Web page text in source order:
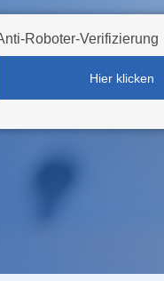
Roboter-Verifizierung
Hier klicken